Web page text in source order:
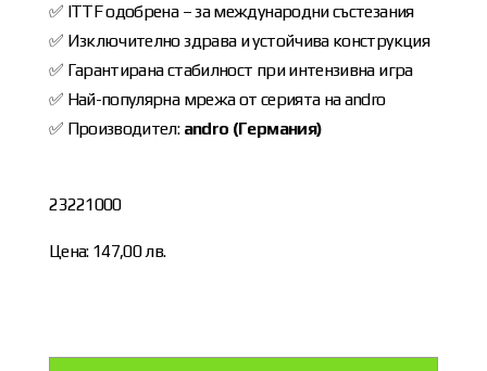
✅ ITTF одобрена – за международни състезания
✅ Изключително здрава и устойчива конструкция
✅ Гарантирана стабилност при интензивна игра
✅ Най-популярна мрежа от серията на andro
✅ Производител: andro (Германия)
23221000
Цена: 147,00 лв.